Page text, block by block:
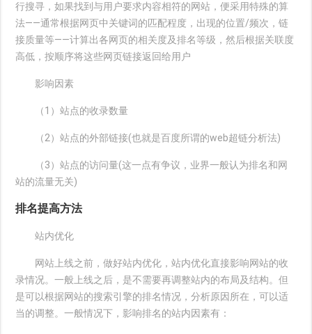
行搜寻，如果找到与用户要求内容相符的网站，便采用特殊的算
法——通常根据网页中关键词的匹配程度，出现的位置/频次，链
接质量等——计算出各网页的相关度及排名等级，然后根据关联度
高低，按顺序将这些网页链接返回给用户
影响因素
（1）站点的收录数量
（2）站点的外部链接(也就是百度所谓的web超链分析法)
（3）站点的访问量(这一点有争议，业界一般认为排名和网
站的流量无关)
排名提高方法
站内优化
网站上线之前，做好站内优化，站内优化直接影响网站的收
录情况。一般上线之后，是不需要再调整站内的布局及结构。但
是可以根据网站的搜索引擎的排名情况，分析原因所在，可以适
当的调整。一般情况下，影响排名的站内因素有：